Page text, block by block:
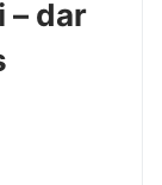
– dar